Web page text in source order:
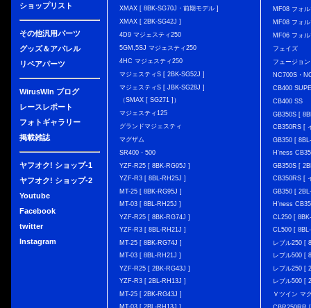
ショップリスト
その他汎用パーツ
グッズ＆アパレル
リペアパーツ
WirusWIn ブログ
レースレポート
フォトギャラリー
掲載雑誌
ヤフオク! ショップ-1
ヤフオク! ショップ-2
Youtube
Facebook
twitter
Instagram
XMAX [ 8BK-SG70J・前期モデル ]
XMAX [ 2BK-SG42J ]
4D9 マジェスティ250
5GM,5SJ マジェスティ250
4HC マジェスティ250
マジェスティS [ 2BK-SG52J ]
マジェスティS [ JBK-SG28J ]
（SMAX [ SG271 ]）
マジェスティ125
グランドマジェスティ
マグザム
SR400・500
YZF-R25 [ 8BK-RG95J ]
YZF-R3 [ 8BL-RH25J ]
MT-25 [ 8BK-RG95J ]
MT-03 [ 8BL-RH25J ]
YZF-R25 [ 8BK-RG74J ]
YZF-R3 [ 8BL-RH21J ]
MT-25 [ 8BK-RG74J ]
MT-03 [ 8BL-RH21J ]
YZF-R25 [ 2BK-RG43J ]
YZF-R3 [ 2BL-RH13J ]
MT-25 [ 2BK-RG43J ]
MT-03 [ 2BL-RH13J ]
MF08 フォ
MF08 フォ
MF06 フォ
フェイズ
フュージョン
NC700S・
CB400
CB400 SS
GB350S [
CB350RS [
GB350 [
H'ness
GB350S [
CB350RS [
GB350 [
H'ness
CL250 [
CL500 [
レブル250 [
レブル500 [
レブル250 [
レブル500 [
Ｖツイン マ